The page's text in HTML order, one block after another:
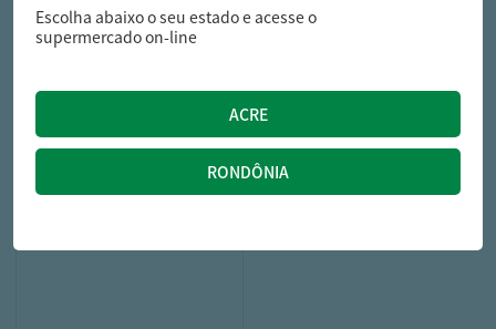
Escolha abaixo o seu estado e acesse o
supermercado on-line